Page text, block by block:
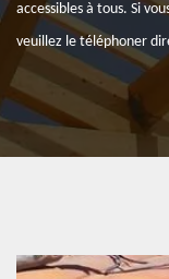
accessibles à tous. Si
veuillez le téléphoner